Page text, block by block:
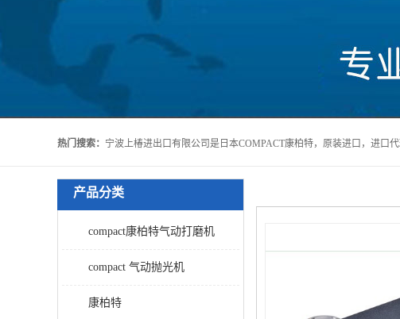
热门搜索：
产品分类
compact康柏特气动打磨机
compact 气动抛光机
康柏特